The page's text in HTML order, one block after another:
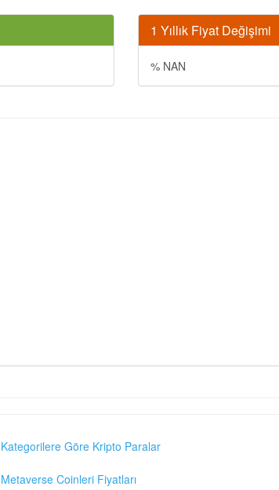
1 Yıllık Fiyat Değişimi
% NAN
Kategorilere Göre Kripto Paralar
Metaverse Coinleri Fiyatları